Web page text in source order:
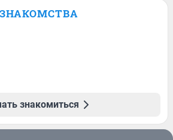
ЗНАКОМСТВА
знакомиться